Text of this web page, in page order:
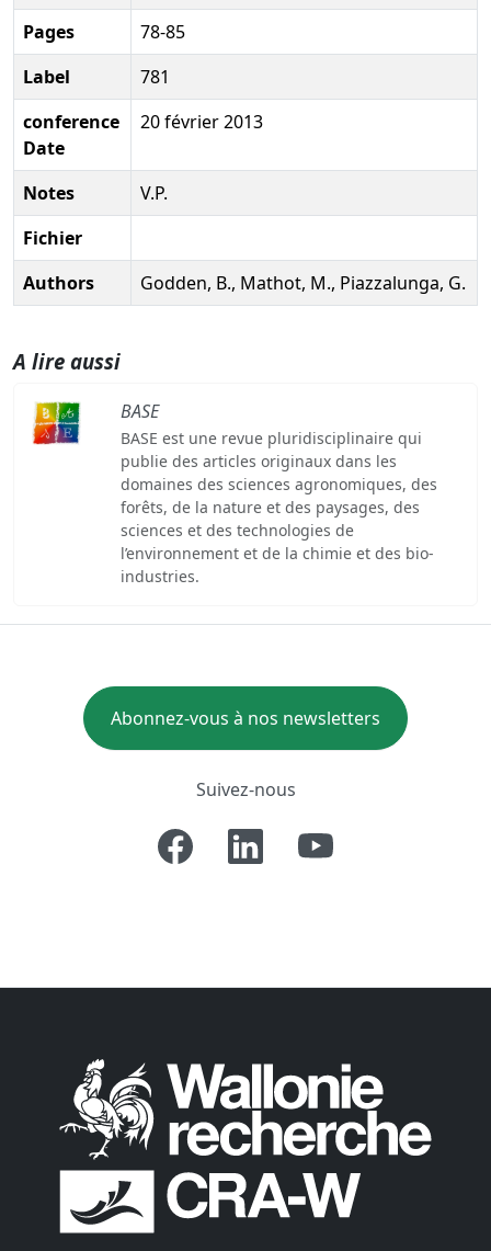
Pages
78-85
Label
781
conference
Date
20 février 2013
Notes
V.P.
Fichier
Authors
Godden, B., Mathot, M., Piazzalunga, G.
A lire aussi
BASE
BASE est une revue pluridisciplinaire qui
publie des articles originaux dans les
domaines des sciences agronomiques, des
forêts, de la nature et des paysages, des
sciences et des technologies de
l’environnement et de la chimie et des bio-
industries.
Abonnez-vous à nos newsletters
Suivez-nous